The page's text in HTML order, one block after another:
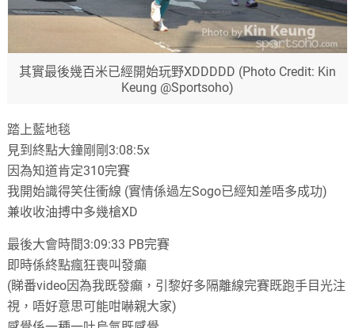
其實最後幾百米已經開始玩野XDDDDD (Photo Credit: Kin
Keung @Sportsoho)
踏上藍地毯
見到終點大鐘剛剛3:08:5x
因為知道肯定310完賽
我開始識得笑住衝線 (實情係過左Sogo已經知差唔多成功)
兼收收油搏中多幾槍XD
最後大會時間3:09:33 PB完賽
即時係終點瘋狂喪叫發癲
(睇番video因為我既發癲 ， 引黎好多隔離線完賽既跑手目光注
視 ， 唔好意思可能咁嚇親大家)